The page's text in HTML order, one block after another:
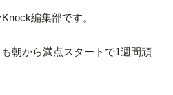
編集部です。
朝から満点スタートで1週間頑